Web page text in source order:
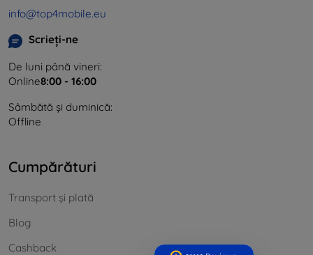
info@top4mobile.eu
Scrieți-ne
De luni până vineri:
Online8:00 - 16:00
Sâmbătă și duminică:
Offline
Cumpărături
Transport și plată
Blog
Cashback